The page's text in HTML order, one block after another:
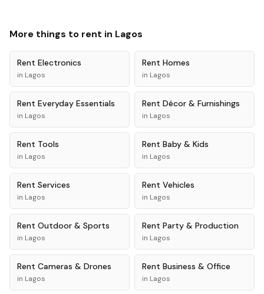
More things to rent in Lagos
Rent Electronics
in Lagos
Rent Homes
in Lagos
Rent Everyday Essentials
in Lagos
Rent Décor & Furnishings
in Lagos
Rent Tools
in Lagos
Rent Baby & Kids
in Lagos
Rent Services
in Lagos
Rent Vehicles
in Lagos
Rent Outdoor & Sports
in Lagos
Rent Party & Production
in Lagos
Rent Cameras & Drones
in Lagos
Rent Business & Office
in Lagos